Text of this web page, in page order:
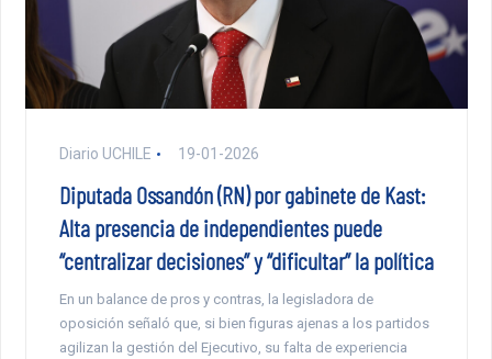
Diario UCHILE 19-01-2026
Diputada Ossandón (RN) por gabinete de Kast:
Alta presencia de independientes puede
“centralizar decisiones” y “dificultar” la política
En un balance de pros y contras, la legisladora de
oposición señaló que, si bien figuras ajenas a los partidos
agilizan la gestión del Ejecutivo, su falta de experiencia